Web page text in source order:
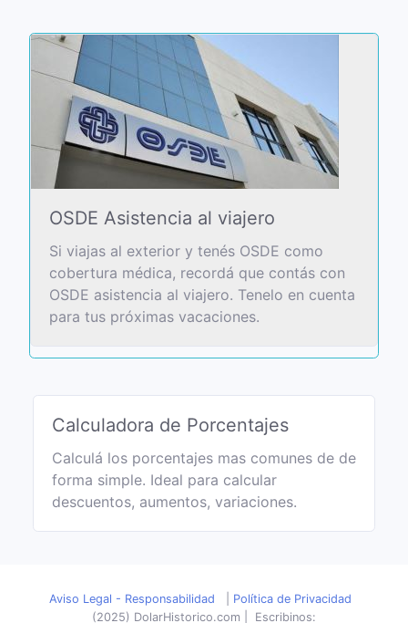
OSDE Asistencia al viajero
Si viajas al exterior y tenés OSDE como
cobertura médica, recordá que contás con
OSDE asistencia al viajero. Tenelo en cuenta
para tus próximas vacaciones.
Calculadora de Porcentajes
Calculá los porcentajes mas comunes de de
forma simple. Ideal para calcular
descuentos, aumentos, variaciones.
Aviso Legal - Responsabilidad
Política de Privacidad
(2025) DolarHistorico.com
Escribinos: